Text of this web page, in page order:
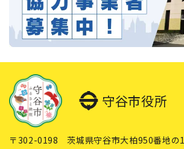
守谷市役所
〒302-0198 茨城県守谷市大柏950番地の1